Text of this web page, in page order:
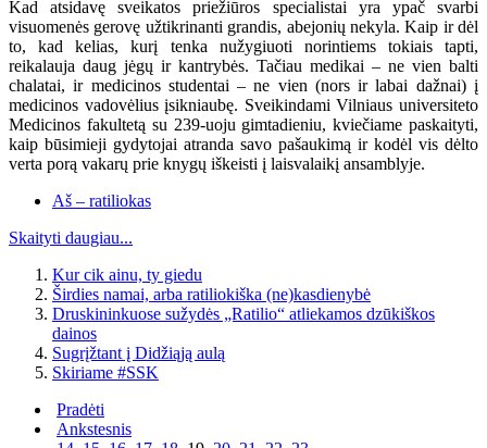
Kad atsidavę sveikatos priežiūros specialistai yra ypač svarbi
visuomenės gerovę užtikrinanti grandis, abejonių nekyla. Kaip ir dėl
to, kad kelias, kurį tenka nužygiuoti norintiems tokiais tapti,
reikalauja daug jėgų ir kantrybės. Tačiau medikai – ne vien balti
chalatai, ir medicinos studentai – ne vien (nors ir labai dažnai) į
medicinos vadovėlius įsikniaubę. Sveikindami Vilniaus universiteto
Medicinos fakultetą su 239-uoju gimtadieniu, kviečiame paskaityti,
kaip būsimieji gydytojai atranda savo pašaukimą ir kodėl vis dėlto
verta porą vakarų prie knygų iškeisti į laisvalaikį ansamblyje.
Aš – ratiliokas
Skaityti daugiau...
Kur cik ainu, ty giedu
Širdies namai, arba ratiliokiška (ne)kasdienybė
Druskininkuose sužydės „Ratilio“ atliekamos dzūkiškos
dainos
Sugrįžtant į Didžiąją aulą
Skiriame #SSK
Pradėti
Ankstesnis